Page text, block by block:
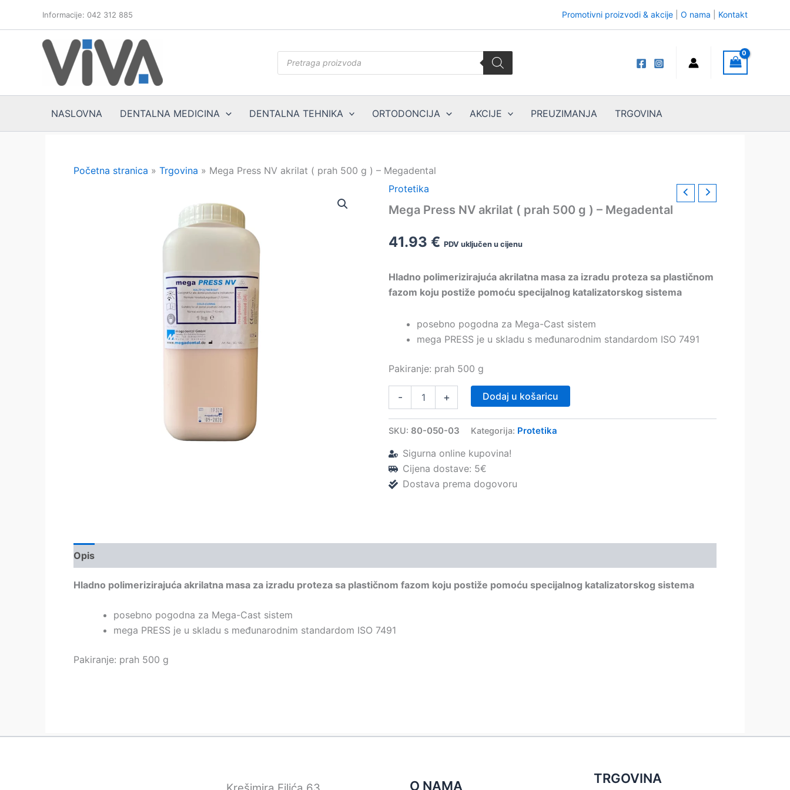
Informacije: 042 312 885 Promotivni proizvodi & akcije O nama Kontakt
search
NASLOVNA DENTALNA MEDICINA DENTALNA TEHNIKA ORTODONCIJA AKCIJE PREUZIMANJA TRGOVINA
Početna stranica » Trgovina » Mega Press NV akrilat ( prah 500 g ) – Megadental
Protetika
Mega Press NV akrilat ( prah 500 g ) – Megadental
41.93€ PDV uključen u cijenu
Hladno polimerizirajuća akrilatna masa za izradu proteza sa plastičnom
fazom koju postiže pomoću specijalnog katalizatorskog sistema
posebno pogodna za Mega-Cast sistem
mega PRESS je u skladu s međunarodnim standardom ISO 7491
Pakiranje: prah 500 g
-
akrilat
prah
500
g
)
+ Dodaj u košaricu
SKU: 80-050-03 Kategorija: Protetika
Sigurna online kupovina!
Cijena dostave: 5€
Dostava prema dogovoru
Opis
Hladno polimerizirajuća akrilatna masa za izradu proteza sa plastičnom fazom koju postiže pomoću specijalnog katalizatorskog sistema
posebno pogodna za Mega-Cast sistem
mega PRESS je u skladu s međunarodnim standardom ISO 7491
Pakiranje: prah 500 g
O NAMA TRGOVINA